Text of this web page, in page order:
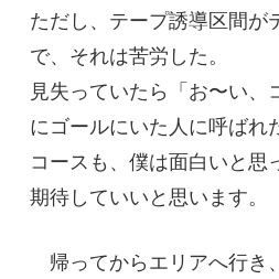
ただし、テープ誘導区間が
で、それは苦労した。
見失っていたら「お〜い、
にゴールにいた人に呼ばれ
コースも、僕は面白いと思
期待していいと思います。
帰ってからエリアへ行き